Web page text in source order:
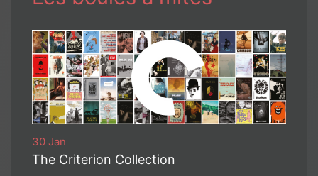
30 Jan
The Criterion Collection